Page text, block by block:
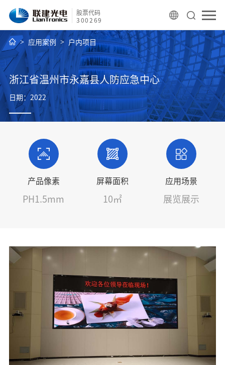
股票代码
300269
应用案例 户内项目
浙江省温州市永嘉县人防应急中心
日期：2022
产品像素
PH1.5mm
屏幕面积
10㎡
应用场景
展览展示